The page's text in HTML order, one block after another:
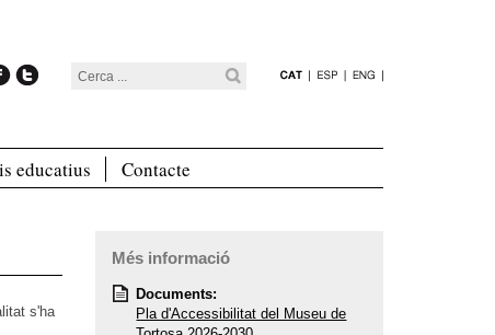
educatius Contacte
s'ha
Més informació
Documents:
Pla d'Accessibilitat del Museu de